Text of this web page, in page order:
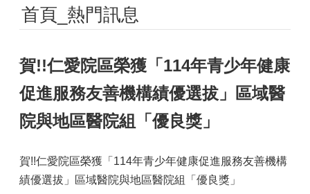
首頁_熱門訊息
賀!!仁愛院區榮獲「114年青少年健康
促進服務友善機構績優選拔」區域醫
院與地區醫院組「優良獎」
賀!!仁愛院區榮獲「114年青少年健康促進服務友善機構
績優選拔」區域醫院與地區醫院組「優良獎」